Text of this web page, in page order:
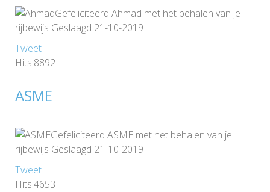
Gefeliciteerd Ahmad met het behalen van je
rijbewijs Geslaagd 21-10-2019
Tweet
Hits:8892
ASME
Gefeliciteerd ASME met het behalen van je
rijbewijs Geslaagd 21-10-2019
Tweet
Hits:4653